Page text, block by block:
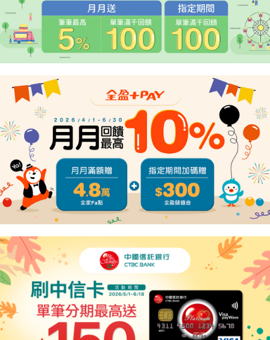
【注意事項】
１．透過由恩沛科技股份有限公司提供之「AFTEE先享後付」服務完成之交
易，需依本服務之必要範圍內提供個人資料，並將交易相關給付款項請求債
權轉讓予恩沛科技股份有限公司。
２．關於個人資料處理事宜，請瀏覽以下網址：
https://aftee.tw/terms/#terms3
３．未成年的使用者請事先徵得法定代理人或監護人之同意方可使用
「AFTEE先享後付」，若未經同意申辦者引起之損失，本公司不負相關責
任。
４．使用「AFTEE先享後付」時，將依據個別帳號之用戶狀況，依本公司即
時審查核予不同之上限額度；若仍有額度不足之情形，本公司將視審查結果
請求用戶進行身份認證。
５．嚴禁一人註冊多個帳號或使用他人資訊註冊。若發現惡意使用之情形，
恩沛科技股份有限公司將有權停止該用戶之使用額度並採取法律行動。